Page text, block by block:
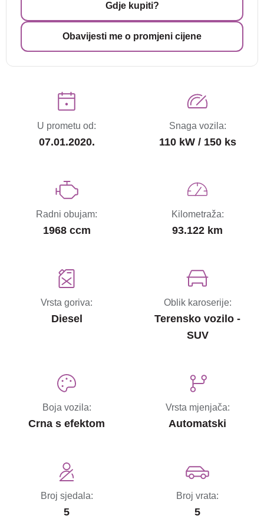
Gdje kupiti?
Obavijesti me o promjeni cijene
U prometu od:
07.01.2020.
Snaga vozila:
110 kW / 150 ks
Radni obujam:
1968 ccm
Kilometraža:
93.122 km
Vrsta goriva:
Diesel
Oblik karoserije:
Terensko vozilo -
SUV
Boja vozila:
Crna s efektom
Vrsta mjenjača:
Automatski
Broj sjedala:
5
Broj vrata:
5